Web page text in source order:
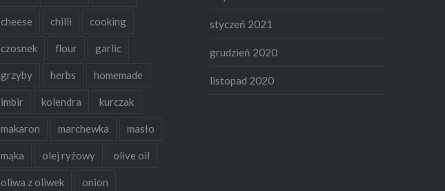
cheese chilli cooking
czosnek flour garlic
grzyby herbs homemade
imbir kolendra kurczak
makaron marchewka masło
mąka olej ryżowy olive oil
oliwa z oliwek onion
styczeń 2021
grudzień 2020
listopad 2020